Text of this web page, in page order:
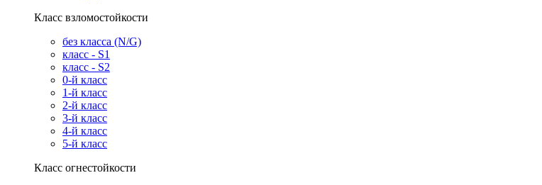
Класс взломостойкости
без класса (N/G)
класс - S1
класс - S2
0-й класс
1-й класс
2-й класс
3-й класс
4-й класс
5-й класс
Класс огнестойкости